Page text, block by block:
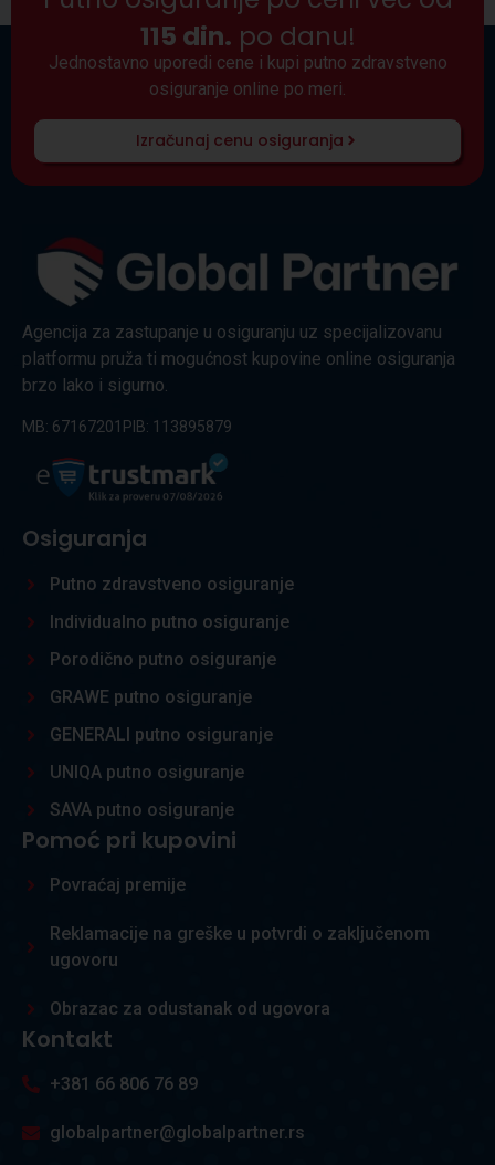
115 din. po danu!
Jednostavno uporedi cene i kupi putno zdravstveno
osiguranje online po meri.
Izračunaj cenu osiguranja
Agencija za zastupanje u osiguranju uz specijalizovanu
platformu pruža ti mogućnost kupovine online osiguranja
brzo lako i sigurno.
MB: 67167201 PIB: 113895879
Osiguranja
Putno zdravstveno osiguranje
Individualno putno osiguranje
Porodično putno osiguranje
GRAWE putno osiguranje
GENERALI putno osiguranje
UNIQA putno osiguranje
SAVA putno osiguranje
Pomoć pri kupovini
Povraćaj premije
Reklamacije na greške u potvrdi o zaključenom
ugovoru
Obrazac za odustanak od ugovora
Kontakt
+381 66 806 76 89
globalpartner@globalpartner.rs